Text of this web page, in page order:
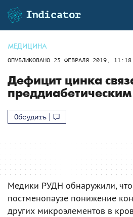
МЕДИЦИНА
ОПУБЛИКОВАНО 25 ФЕВРАЛЯ 2019, 11:18
Дефицит цинка
Обсудить
Медики РУДН обнаружили,
постменопаузе понижение
других микроэлементов в